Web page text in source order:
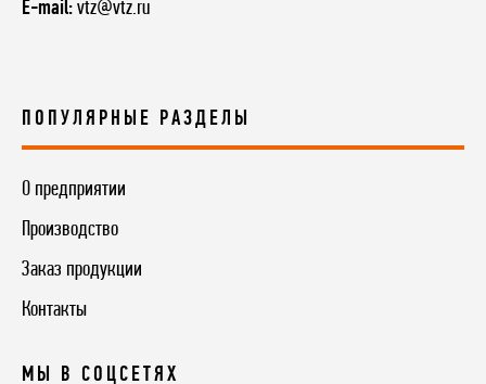
E-mail: vtz@vtz.ru
ПОПУЛЯРНЫЕ РАЗДЕЛЫ
О предприятии
Производство
Заказ продукции
Контакты
МЫ В СОЦСЕТЯХ